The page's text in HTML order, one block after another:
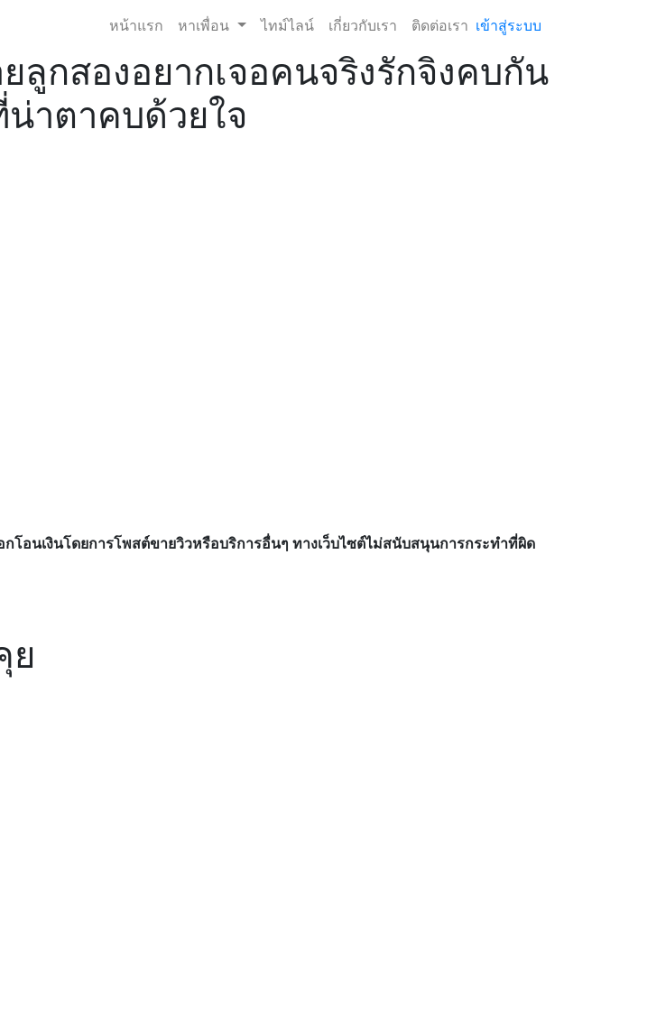
หน้าแรก หาเพื่อน ไทม์ไลน์ เกี่ยวกับเรา ติดต่อเรา เข้าสู่ระบบ
ลูกสองอยากเจอคนจริงรักจิงคบกัน
าตาคบด้วยใจ
โอนเงินโดยการโพสต์ขายวิวหรือบริการอื่นๆ ทางเว็บไซต์ไม่สนับสนุนการกระทำที่ผิด
ย